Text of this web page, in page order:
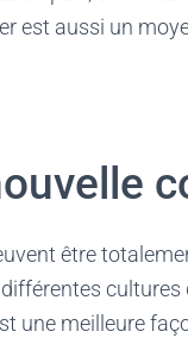
est aussi un
être
cultures
une meilleure